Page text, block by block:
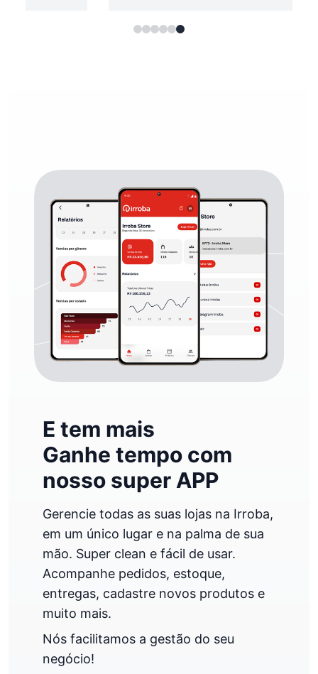
E tem mais
Ganhe tempo com
nosso super APP
Gerencie todas as suas lojas na Irroba,
em um único lugar e na palma de sua
mão. Super clean e fácil de usar.
Acompanhe pedidos, estoque,
entregas, cadastre novos produtos e
muito mais.
Nós facilitamos a gestão do seu
negócio!